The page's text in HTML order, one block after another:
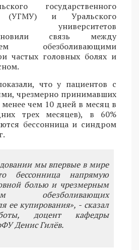
государственного
(УГМУ) и Уральского
университетов
связь между
обезболивающими
частых головных болях и
что у пациентов с
чрезмерно принимавших
менее чем 10 дней в месяц в
трех месяцев), в 60%
бессонница и синдром
мы впервые в мире
бессонница напрямую
болью и чрезмерным
обезболивающих
ее купирования», - сказал
доцент кафедры
Денис Гилёв.